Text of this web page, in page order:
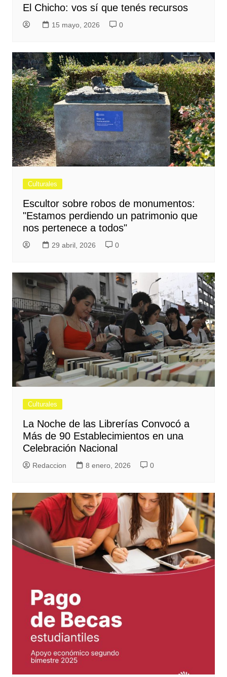
El Chicho: vos sí que tenés recursos
15 mayo, 2026 0
Culturales
Escultor sobre robos de monumentos:
"Estamos perdiendo un patrimonio que
nos pertenece a todos"
29 abril, 2026 0
Culturales
La Noche de las Librerías Convocó a
Más de 90 Establecimientos en una
Celebración Nacional
Redaccion 8 enero, 2026 0